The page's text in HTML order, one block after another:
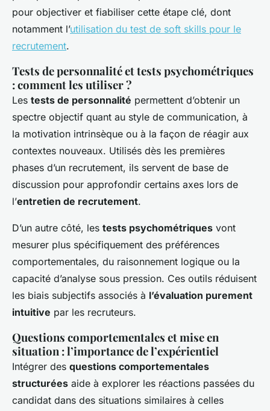
pour objectiver et fiabiliser cette étape clé, dont
notamment l’utilisation du test de soft skills pour le
recrutement.
Tests de personnalité et tests psychométriques
: comment les utiliser ?
Les tests de personnalité permettent d’obtenir un
spectre objectif quant au style de communication, à
la motivation intrinsèque ou à la façon de réagir aux
contextes nouveaux. Utilisés dès les premières
phases d’un recrutement, ils servent de base de
discussion pour approfondir certains axes lors de
l’entretien de recrutement.
D’un autre côté, les tests psychométriques vont
mesurer plus spécifiquement des préférences
comportementales, du raisonnement logique ou la
capacité d’analyse sous pression. Ces outils réduisent
les biais subjectifs associés à l’évaluation purement
intuitive par les recruteurs.
Questions comportementales et mise en
situation : l’importance de l’expérientiel
Intégrer des questions comportementales
structurées aide à explorer les réactions passées du
candidat dans des situations similaires à celles